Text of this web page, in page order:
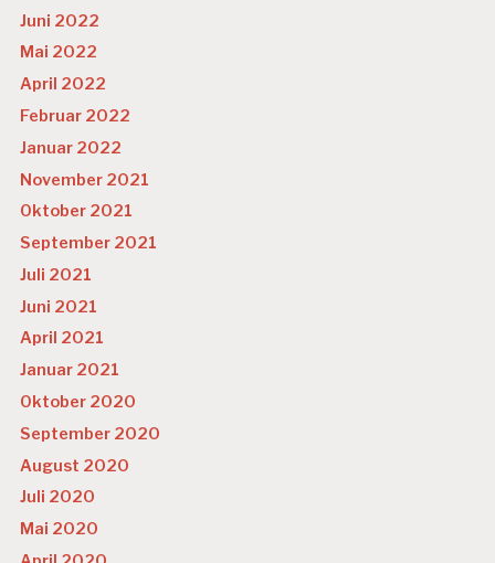
Juni 2022
Mai 2022
April 2022
Februar 2022
Januar 2022
November 2021
Oktober 2021
September 2021
Juli 2021
Juni 2021
April 2021
Januar 2021
Oktober 2020
September 2020
August 2020
Juli 2020
Mai 2020